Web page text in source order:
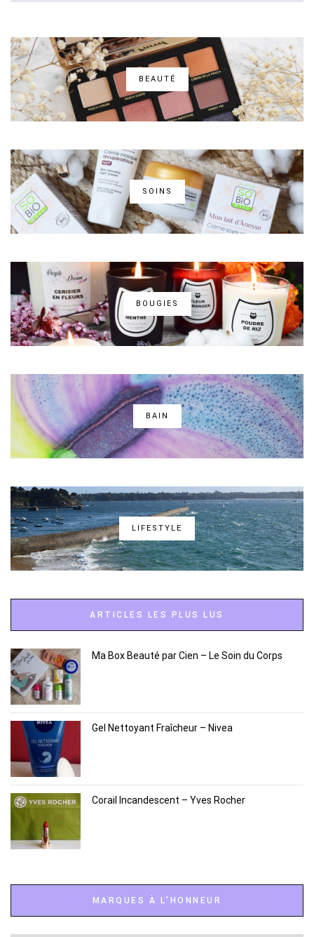
BEAUTÉ
SOINS
BOUGIES
BAIN
LIFESTYLE
ARTICLES LES PLUS LUS
Ma Box Beauté par Cien – Le Soin du Corps
Gel Nettoyant Fraîcheur – Nivea
Corail Incandescent – Yves Rocher
MARQUES À L’HONNEUR